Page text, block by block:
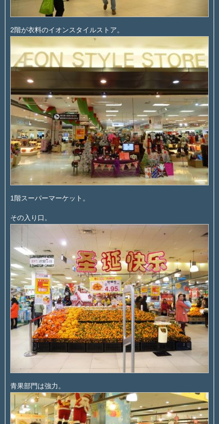
2階が衣料のイオンスタイルストア。
1階スーパーマーケット。
その入り口。
青果部門は強力。